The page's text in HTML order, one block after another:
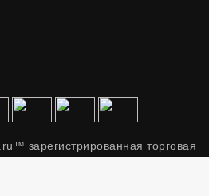
зарегистрированная торговая